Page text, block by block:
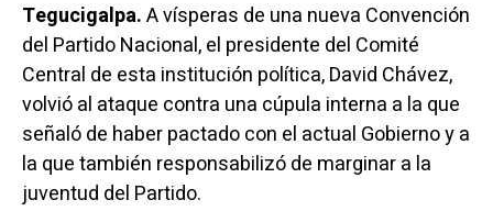
Tegucigalpa.A vísperas de una nueva Convención
del Partido Nacional, el presidente del Comité
Central de esta institución política, David Chávez,
volvió al ataque contra una cúpula interna a la que
señaló de haber pactado con el actual Gobierno y a
la que también responsabilizó de marginar a la
juventud del Partido.